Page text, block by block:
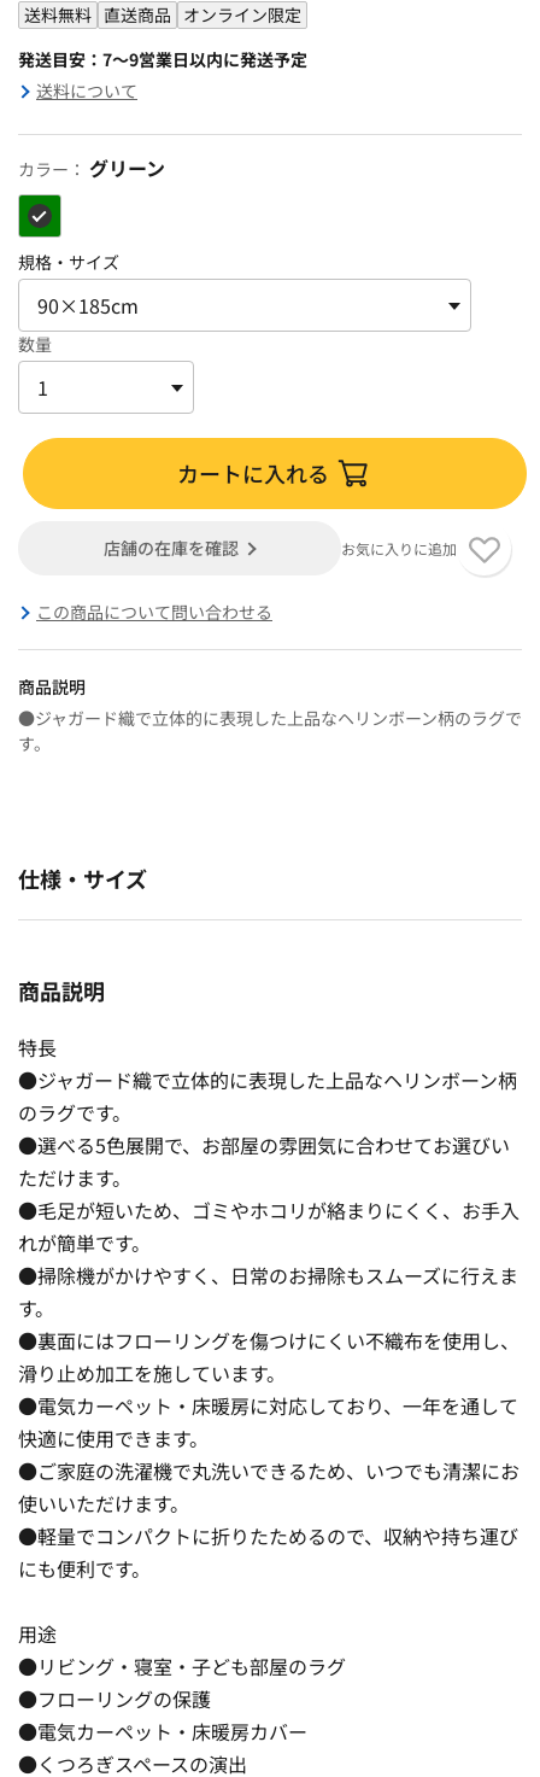
送料無料 直送商品 オンライン限定
発送目安：7～9営業日以内に発送予定
送料について
カラー： グリーン
規格・サイズ
数量
カートに入れる
店舗の在庫を確認 お気に入りに追加
この商品について問い合わせる
商品説明
●ジャガード織で立体的に表現した上品なヘリンボーン柄のラグで
す。
仕様・サイズ
商品説明
特長
●ジャガード織で立体的に表現した上品なヘリンボーン柄
のラグです。
●選べる5色展開で、お部屋の雰囲気に合わせてお選びい
ただけます。
●毛足が短いため、ゴミやホコリが絡まりにくく、お手入
れが簡単です。
●掃除機がかけやすく、日常のお掃除もスムーズに行えま
す。
●裏面にはフローリングを傷つけにくい不織布を使用し、
滑り止め加工を施しています。
●電気カーペット・床暖房に対応しており、一年を通して
快適に使用できます。
●ご家庭の洗濯機で丸洗いできるため、いつでも清潔にお
使いいただけます。
●軽量でコンパクトに折りたためるので、収納や持ち運び
にも便利です。
用途
●リビング・寝室・子ども部屋のラグ
●フローリングの保護
●電気カーペット・床暖房カバー
●くつろぎスペースの演出